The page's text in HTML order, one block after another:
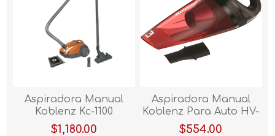
Aspiradora Manual
Koblenz Kc-1100
$1,180.00
Aspiradora Manual
Koblenz Para Auto HV-
12KB KG3/KG4
$554.00